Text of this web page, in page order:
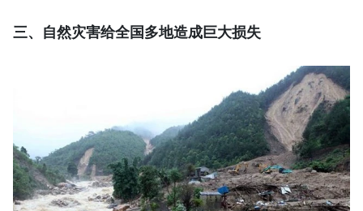
三、自然灾害给全国多地造成巨大损失